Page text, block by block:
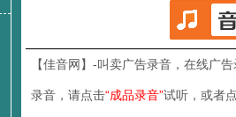
【佳音网】-叫卖广告录音，在线广
录音，请点击“成品录音”试听，或者